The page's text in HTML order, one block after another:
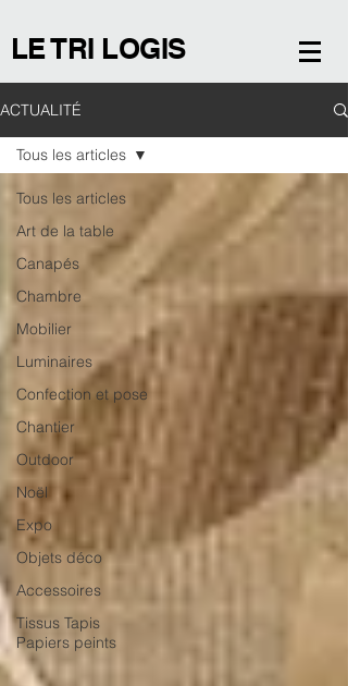
LE TRI LOGIS
ACTUALITÉ
Tous les articles
Art de la table
Canapés
Chambre
Mobilier
Luminaires
Confection et pose
Chantier
Outdoor
Noël
Expo
Objets déco
Accessoires
Tissus Tapis
Papiers peints
Tous les articles